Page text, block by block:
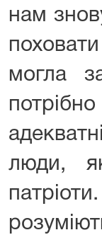
нам
могла
люди,